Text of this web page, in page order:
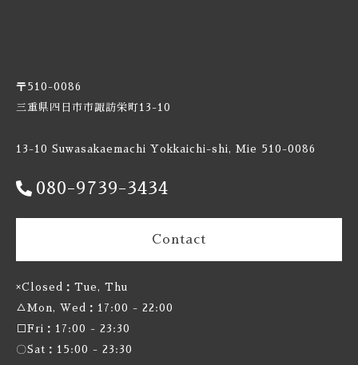
〒510-0086
三重県四日市市諏訪栄町13-10
13-10 Suwasakaemachi Yokkaichi-shi, Mie 510-0086
080-9739-3434
Contact
×Closed：Tue, Thu
△Mon, Wed：17:00 - 22:00
□Fri：17:00 - 23:30
〇Sat：15:00 - 23:30
Casa Agria / カサ アグリア
Cellador Ales / セラドアエールズ
Cloudwater / クラウドウォーター
Creature Comforts / クリーチャー コンフォーツ
Crooked Stave / クルケッドステイブ